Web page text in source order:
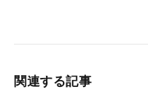
TAIPEI CYCLE SHOW &
関連する記事